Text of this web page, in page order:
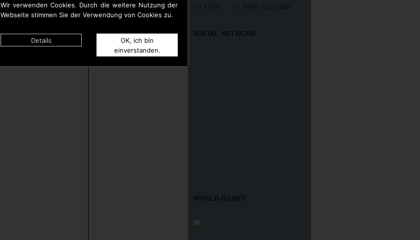
Wir verwenden Cookies. Durch die weitere Nutzung der
Webseite stimmen Sie der Verwendung von Cookies zu.
Details
OK, ich bin
einverstanden.
SOCIAL NETWORK
WORLD-DJ.NET